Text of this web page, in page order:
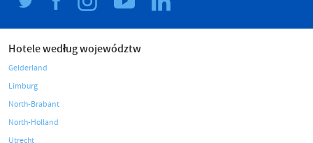
Hotele według województw
Gelderland
Limburg
North-Brabant
North-Holland
Utrecht